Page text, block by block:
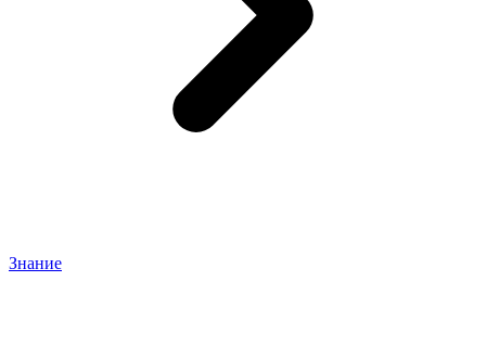
Знание